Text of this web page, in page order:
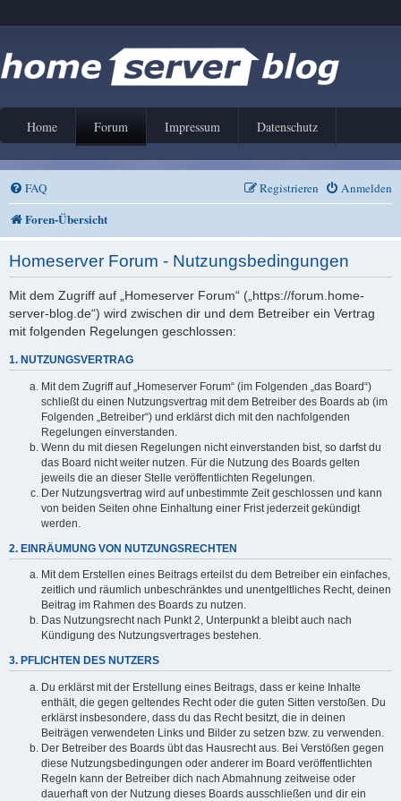
Home Forum Impressum Datenschutz
FAQ Anmelden
Registrieren
Foren-Übersicht
Homeserver Forum - Nutzungsbedingungen
Mit dem Zugriff auf „Homeserver Forum“ („https://forum.home-
server-blog.de“) wird zwischen dir und dem Betreiber ein Vertrag
mit folgenden Regelungen geschlossen:
1. NUTZUNGSVERTRAG
Mit dem Zugriff auf „Homeserver Forum“ (im Folgenden „das Board“)
schließt du einen Nutzungsvertrag mit dem Betreiber des Boards ab (im
Folgenden „Betreiber“) und erklärst dich mit den nachfolgenden
Regelungen einverstanden.
Wenn du mit diesen Regelungen nicht einverstanden bist, so darfst du
das Board nicht weiter nutzen. Für die Nutzung des Boards gelten
jeweils die an dieser Stelle veröffentlichten Regelungen.
Der Nutzungsvertrag wird auf unbestimmte Zeit geschlossen und kann
von beiden Seiten ohne Einhaltung einer Frist jederzeit gekündigt
werden.
2. EINRÄUMUNG VON NUTZUNGSRECHTEN
Mit dem Erstellen eines Beitrags erteilst du dem Betreiber ein einfaches,
zeitlich und räumlich unbeschränktes und unentgeltliches Recht, deinen
Beitrag im Rahmen des Boards zu nutzen.
Das Nutzungsrecht nach Punkt 2, Unterpunkt a bleibt auch nach
Kündigung des Nutzungsvertrages bestehen.
3. PFLICHTEN DES NUTZERS
Du erklärst mit der Erstellung eines Beitrags, dass er keine Inhalte
enthält, die gegen geltendes Recht oder die guten Sitten verstoßen. Du
erklärst insbesondere, dass du das Recht besitzt, die in deinen
Beiträgen verwendeten Links und Bilder zu setzen bzw. zu verwenden.
Der Betreiber des Boards übt das Hausrecht aus. Bei Verstößen gegen
diese Nutzungsbedingungen oder anderer im Board veröffentlichten
Regeln kann der Betreiber dich nach Abmahnung zeitweise oder
dauerhaft von der Nutzung dieses Boards ausschließen und dir ein